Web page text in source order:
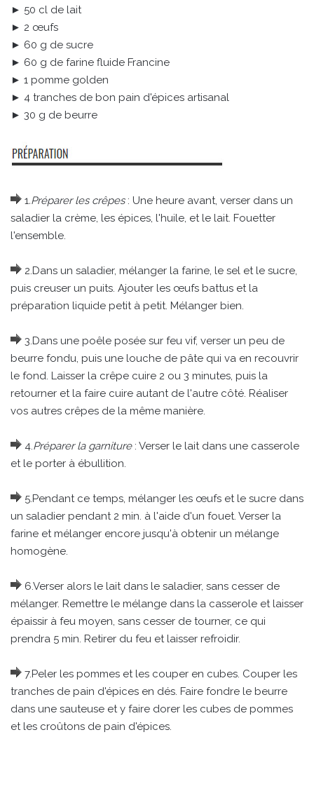
► 50 cl de lait
► 2 œufs
► 60 g de sucre
► 60 g de farine fluide Francine
► 1 pomme golden
► 4 tranches de bon pain d'épices artisanal
► 30 g de beurre
1.Préparer les crêpes: Une heure avant, verser dans un
saladier la crème, les épices, l'huile, et le lait. Fouetter
l'ensemble.
2.Dans un saladier, mélanger la farine, le sel et le sucre,
puis creuser un puits. Ajouter les œufs battus et la
préparation liquide petit à petit. Mélanger bien.
3.Dans une poêle posée sur feu vif, verser un peu de
beurre fondu, puis une louche de pâte qui va en recouvrir
le fond. Laisser la crêpe cuire 2 ou 3 minutes, puis la
retourner et la faire cuire autant de l'autre côté. Réaliser
vos autres crêpes de la même manière.
4.Préparer la garniture: Verser le lait dans une casserole
et le porter à ébullition.
5.Pendant ce temps, mélanger les œufs et le sucre dans
un saladier pendant 2 min. à l'aide d'un fouet. Verser la
farine et mélanger encore jusqu'à obtenir un mélange
homogène.
6.Verser alors le lait dans le saladier, sans cesser de
mélanger. Remettre le mélange dans la casserole et laisser
épaissir à feu moyen, sans cesser de tourner, ce qui
prendra 5 min. Retirer du feu et laisser refroidir.
7.Peler les pommes et les couper en cubes. Couper les
tranches de pain d'épices en dés. Faire fondre le beurre
dans une sauteuse et y faire dorer les cubes de pommes
et les croûtons de pain d'épices.